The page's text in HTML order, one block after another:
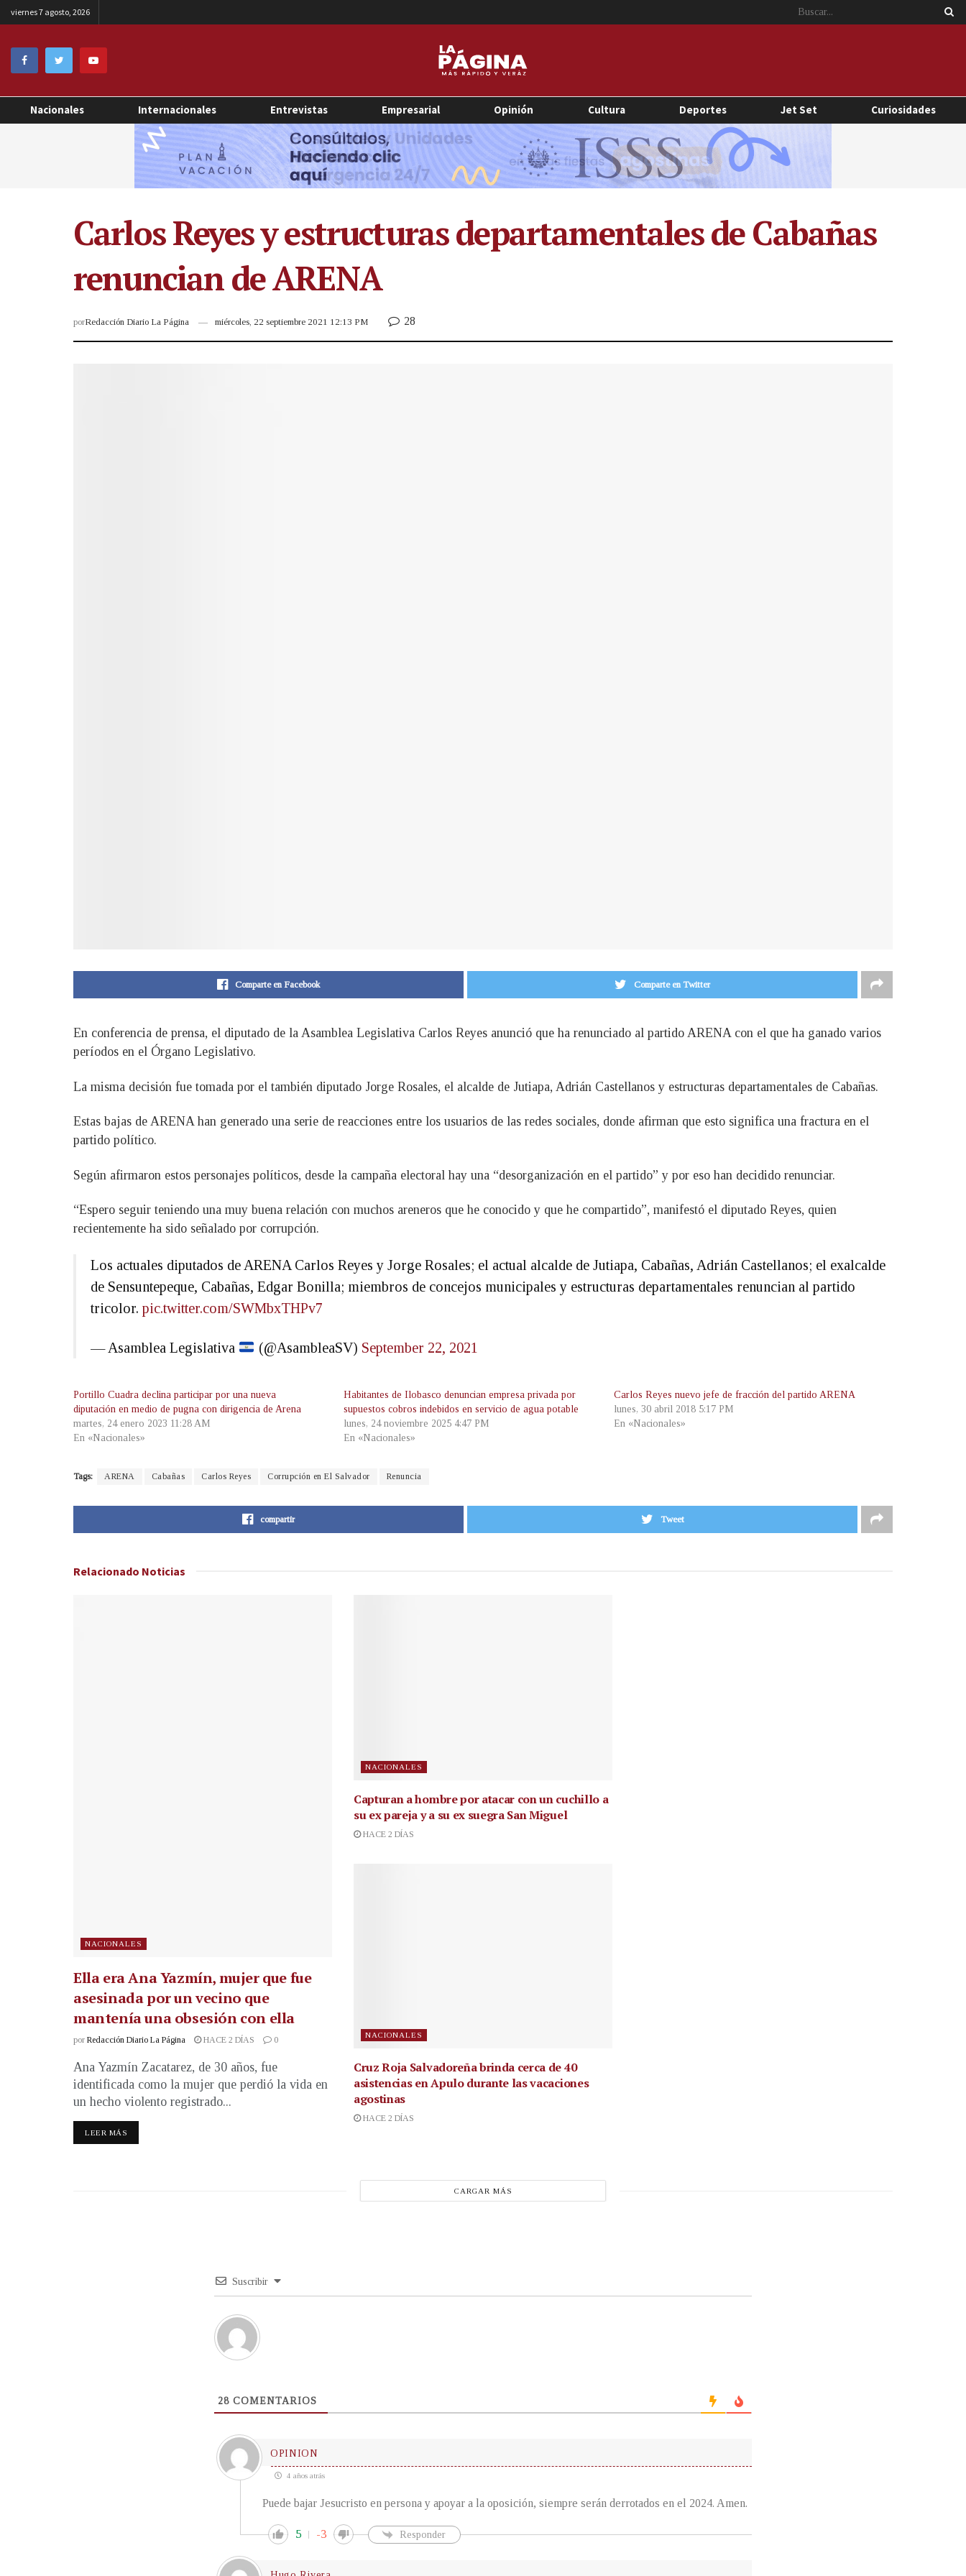
viernes 7 agosto, 2026
Nacionales Internacionales Entrevistas Empresarial Opinión Cultura Deportes Jet Set Curiosidades
Carlos Reyes y estructuras departamentales de Cabañas
renuncian de ARENA
porRedacción Diario La Página miércoles, 22 septiembre 2021 12:13 PM 28
Comparte en Facebook Comparte en Twitter
En conferencia de prensa, el diputado de la Asamblea Legislativa Carlos Reyes anunció que ha renunciado al partido ARENA con el que ha ganado varios
períodos en el Órgano Legislativo.
La misma decisión fue tomada por el también diputado Jorge Rosales, el alcalde de Jutiapa, Adrián Castellanos y estructuras departamentales de Cabañas.
Estas bajas de ARENA han generado una serie de reacciones entre los usuarios de las redes sociales, donde afirman que esto significa una fractura en el
partido político.
Según afirmaron estos personajes políticos, desde la campaña electoral hay una “desorganización en el partido” y por eso han decidido renunciar.
“Espero seguir teniendo una muy buena relación con muchos areneros que he conocido y que he compartido”, manifestó el diputado Reyes, quien
recientemente ha sido señalado por corrupción.
Los actuales diputados de ARENA Carlos Reyes y Jorge Rosales; el actual alcalde de Jutiapa, Cabañas, Adrián Castellanos; el exalcalde
de Sensuntepeque, Cabañas, Edgar Bonilla; miembros de concejos municipales y estructuras departamentales renuncian al partido
tricolor. pic.twitter.com/SWMbxTHPv7
— Asamblea Legislativa (@AsambleaSV) September 22, 2021
Portillo Cuadra declina participar por una nueva
diputación en medio de pugna con dirigencia de Arena
martes, 24 enero 2023 11:28 AM
En «Nacionales»
Habitantes de Ilobasco denuncian empresa privada por
supuestos cobros indebidos en servicio de agua potable
lunes, 24 noviembre 2025 4:47 PM
En «Nacionales»
Carlos Reyes nuevo jefe de fracción del partido ARENA
lunes, 30 abril 2018 5:17 PM
En «Nacionales»
Tags: ARENA Cabañas Carlos Reyes Corrupción en El Salvador Renuncia
compartir Tweet
Relacionado Noticias
NACIONALES
Ella era Ana Yazmín, mujer que fue
asesinada por un vecino que
mantenía una obsesión con ella
por Redacción Diario La Página HACE 2 DÍAS 0
Ana Yazmín Zacatarez, de 30 años, fue
identificada como la mujer que perdió la vida en
un hecho violento registrado...
LEER MÁS
NACIONALES
Capturan a hombre por atacar con un cuchillo a
su ex pareja y a su ex suegra San Miguel
HACE 2 DÍAS
NACIONALES
Cruz Roja Salvadoreña brinda cerca de 40
asistencias en Apulo durante las vacaciones
agostinas
HACE 2 DÍAS
CARGAR MÁS
Suscribir
28 COMENTARIOS
OPINION
4 años atrás
Puede bajar Jesucristo en persona y apoyar a la oposición, siempre serán derrotados en el 2024. Amen.
5 -3 Responder